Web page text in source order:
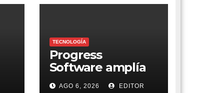
TECNOLOGÍA
Progress
Software amplía
gestión de
AGO 6, 2026 EDITOR